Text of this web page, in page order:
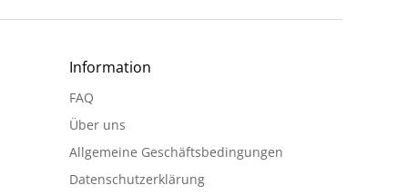
Information
FAQ
Über uns
Allgemeine Geschäftsbedingungen
Datenschutzerklärung